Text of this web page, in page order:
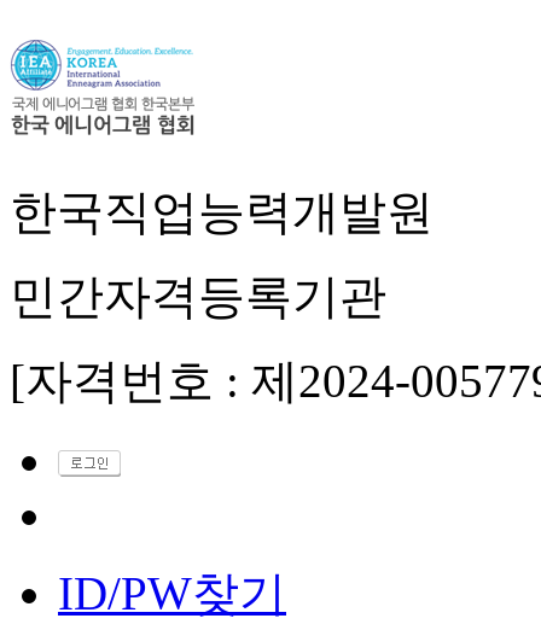
한국직업능력개발원
민간자격등록기관
[자격번호 : 제2024-
ID/PW찾기